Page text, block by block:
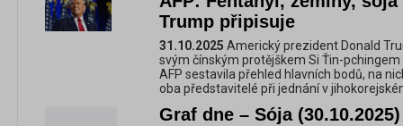
Trump připisuje
31.10.2025 Americký prezident Donald
svým čínským protějškem Si Ťin-
AFP sestavila přehled hlavních bodů, na
oba představitelé při jednání v
Graf dne – Sója (30.10.2025)